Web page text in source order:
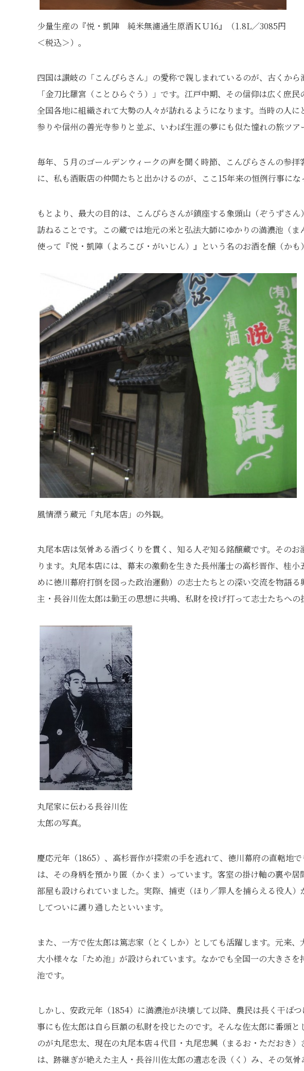
少量生産の『悦・凱陣 純米無濾過生原酒ＫＵ16』（1.8L／3085円
＜税込＞）。
四国は讃岐の「こんぴらさん」の愛称で親しまれているのが、古くか
「金刀比羅宮（ことひらぐう）」です。江戸中期、その信仰は広く庶
全国各地に組織されて大勢の人々が訪れるようになります。当時の人
参りや信州の善光寺参りと並ぶ、いわば生涯の夢にも似た憧れの旅ツア
毎年、５月のゴールデンウィークの声を聞く時節、こんぴらさんの参
に、私も酒販店の仲間たちと出かけるのが、ここ15年来の恒例行事にな
もとより、最大の目的は、こんぴらさんが鎮座する象頭山（ぞうずさ
訪ねることです。この蔵では地元の米と弘法大師にゆかりの満濃池（
使って『悦・凱陣（よろこび・がいじん）』という名のお酒を醸（かも
風情漂う蔵元「丸尾本店」の外観。
丸尾本店は気骨ある酒づくりを貫く、知る人ぞ知る銘醸蔵です。その
ります。丸尾本店には、幕末の激動を生きた長州藩士の高杉晋作、桂
めに徳川幕府打倒を図った政治運動）の志士たちとの深い交流を物語
主・長谷川佐太郎は勤王の思想に共鳴、私財を投げ打って志士たちへの
丸尾家に伝わる長谷川佐
太郎の写真。
慶応元年（1865）、高杉晋作が探索の手を逃れて、徳川幕府の直轄地
は、その身柄を預かり匿（かくま）っています。客室の掛け軸の裏や
部屋も設けられていました。実際、捕吏（ほり／罪人を捕らえる役人
してついに護り通したといいます。
また、一方で佐太郎は篤志家（とくしか）としても活躍します。元来
大小様々な「ため池」が設けられています。なかでも全国一の大きさ
池です。
しかし、安政元年（1854）に満濃池が決壊して以降、農民は長く干ば
事にも佐太郎は自ら巨額の私財を投じたのです。そんな佐太郎に番頭
のが丸尾忠太、現在の丸尾本店４代目・丸尾忠興（まるお・ただおき
は、跡継ぎが絶えた主人・長谷川佐太郎の遺志を汲（く）み、その気骨